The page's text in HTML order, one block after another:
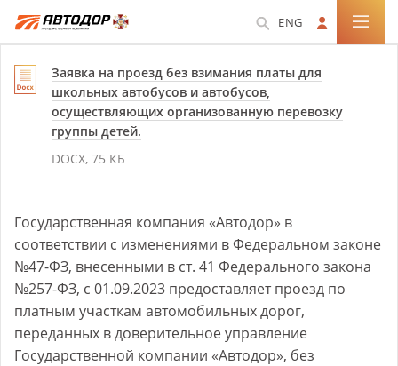
ENG
Заявка на проезд без взимания платы для
школьных автобусов и автобусов,
осуществляющих организованную перевозку
группы детей.
DOCX, 75 КБ
Государственная компания «Автодор» в
соответствии с изменениями в Федеральном законе
№47-ФЗ, внесенными в ст. 41 Федерального закона
№257-ФЗ, с 01.09.2023 предоставляет проезд по
платным участкам автомобильных дорог,
переданных в доверительное управление
Государственной компании «Автодор», без